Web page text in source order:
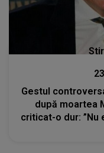
Gestul
după moartea
criticat-o dur: ”Nu